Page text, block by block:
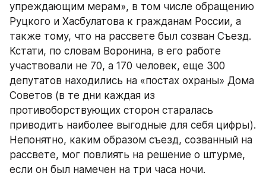
упреждающим мерам», в том числе обращению
Руцкого и Хасбулатова к гражданам России, а
также тому, что на рассвете был созван Съезд.
Кстати, по словам Воронина, в его работе
участвовали не 70, а 170 человек, еще 300
депутатов находились на «постах охраны» Дома
Советов (в те дни каждая из
противоборствующих сторон старалась
приводить наиболее выгодные для себя цифры).
Непонятно, каким образом съезд, созванный на
рассвете, мог повлиять на решение о штурме,
если он был намечен на три часа ночи.